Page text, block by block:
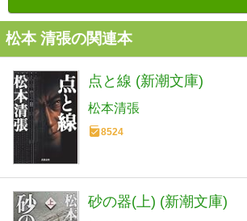
松本 清張の関連本
点と線 (新潮文庫)
松本清張
8524
砂の器(上) (新潮文庫)